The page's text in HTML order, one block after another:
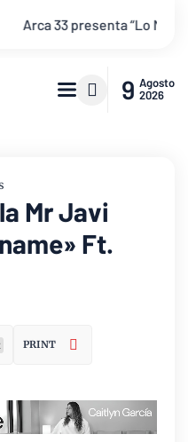
“Lo Más Importante”,
9 Agosto
2026
Mr Javi
Ft.
PRINT